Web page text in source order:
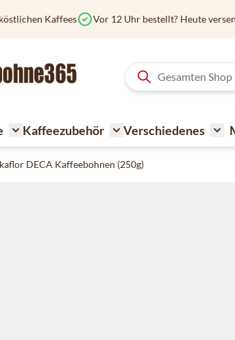
Kaffees Vor 12 Uhr bestellt? Heute
for Kaffee
Toggle submenu for Zum Kaffee
Kaffeezubehör
Toggle submenu for
Verschiedenes
DECA Kaffeebohnen (250g)